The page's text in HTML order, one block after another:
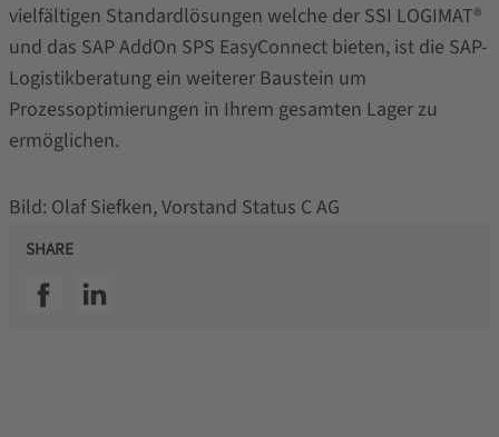
vielfältigen Standardlösungen welche der SSI LOGIMAT®
und das SAP AddOn SPS EasyConnect bieten, ist die SAP-
Logistikberatung ein weiterer Baustein um
Prozessoptimierungen in Ihrem gesamten Lager zu
ermöglichen.
Bild: Olaf Siefken, Vorstand Status C AG
SHARE
SSI facebookSSI linkedin